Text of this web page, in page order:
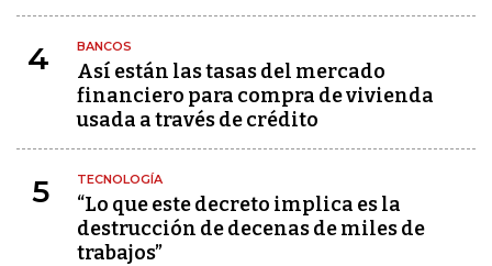
4 BANCOS
Así están las tasas del mercado
financiero para compra de vivienda
usada a través de crédito
5 TECNOLOGÍA
“Lo que este decreto implica es la
destrucción de decenas de miles de
trabajos”